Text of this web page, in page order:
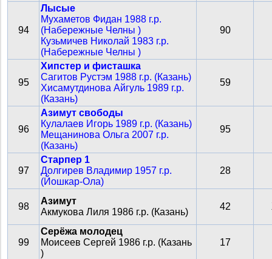
94
Лысые
Мухаметов Фидан 1988 г.р.
(Набережные Челны )
Кузьмичев Николай 1983 г.р.
(Набережные Челны )
90
95
Хипстер и фисташка
Сагитов Рустэм 1988 г.р. (Казань)
Хисамутдинова Айгуль 1989 г.р.
(Казань)
59
96
Азимут свободы
Кулалаев Игорь 1989 г.р. (Казань)
Мещанинова Ольга 2007 г.р.
(Казань)
95
97
Старпер 1
Долгирев Владимир 1957 г.р.
(Йошкар-Ола)
28
98
Азимут
Акмукова Лиля 1986 г.р. (Казань)
42
99
Серëжа молодец
Моисеев Сергей 1986 г.р. (Казань
)
17